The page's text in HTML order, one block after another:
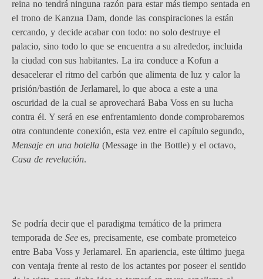
reina no tendrá ninguna razón para estar más tiempo sentada en
el trono de Kanzua Dam, donde las conspiraciones la están
cercando, y decide acabar con todo: no solo destruye el
palacio, sino todo lo que se encuentra a su alrededor, incluida
la ciudad con sus habitantes. La ira conduce a Kofun a
desacelerar el ritmo del carbón que alimenta de luz y calor la
prisión/bastión de Jerlamarel, lo que aboca a este a una
oscuridad de la cual se aprovechará Baba Voss en su lucha
contra él. Y será en ese enfrentamiento donde comprobaremos
otra contundente conexión, esta vez entre el capítulo segundo,
Mensaje en una botella (Message in the Bottle) y el octavo,
Casa de revelación.
Se podría decir que el paradigma temático de la primera
temporada deSeees, precisamente, ese combate prometeico
entre Baba Voss y Jerlamarel. En apariencia, este último juega
con ventaja frente al resto de los actantes por poseer el sentido